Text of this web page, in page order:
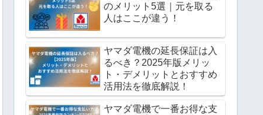
のメリット5選｜元を取る
人はここが違う！
ヤマダ電機の延長保証は入
るべき？2025年版メリッ
ト・デメリットとおすすめ
活用法を徹底解説！
ヤマダ電機で一番お得な支